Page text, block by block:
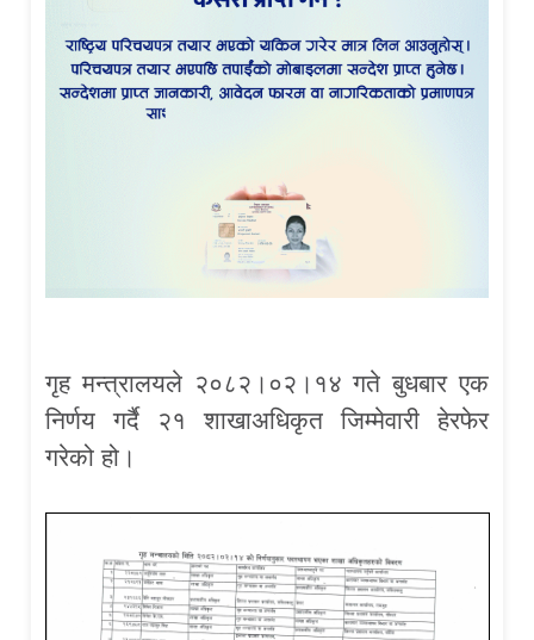
गृह मन्त्रालयले २०८२।०२।१४ गते बुधबार एक
निर्णय गर्दै २१ शाखाअधिकृत जिम्मेवारी हेरफेर
गरेको हो।